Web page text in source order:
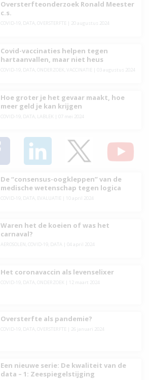
Oversterfteonderzoek Ronald Meester
c.s.
COVID-19, DATA OVERSTERFTE 20 augustus 2024
Covid-vaccinaties helpen tegen
hartaanvallen, maar niet heus
COVID-19, DATA ONDERZOEK VACCINATIE 03 augustus 2024
Hoe groter je het gevaar maakt, hoe
meer geld je kan krijgen
COVID-19, DATA LABLEK 07 mei 2024
De “consensus-oogkleppen” van de
medische wetenschap tegen logica
COVID-19, DATA EVALUATIE 10 april 2024
Waren het de koeien of was het
carnaval?
AEROSOLEN COVID-19, DATA 04 april 2024
Het coronavaccin als levenselixer
COVID-19, DATA ONDERZOEK 12 maart 2024
Oversterfte als pandemie?
COVID-19, DATA OVERSTERFTE 26 januari 2024
Een nieuwe serie: De kwaliteit van de
data – 1: Zeespiegelstijging